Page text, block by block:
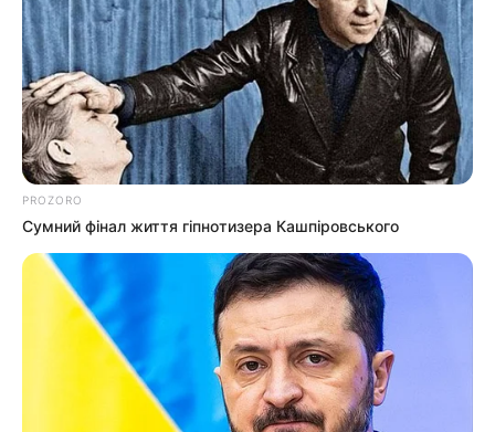
PROZORO
Сумний фінал життя гіпнотизера Кашпіровського